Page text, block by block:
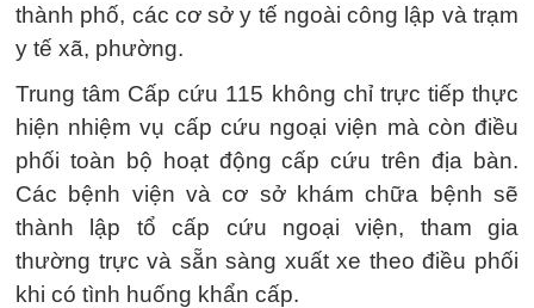
thành phố, các cơ sở y tế ngoài công lập và trạm
y tế xã, phường.
Trung tâm Cấp cứu 115 không chỉ trực tiếp thực
hiện nhiệm vụ cấp cứu ngoại viện mà còn điều
phối toàn bộ hoạt động cấp cứu trên địa bàn.
Các bệnh viện và cơ sở khám chữa bệnh sẽ
thành lập tổ cấp cứu ngoại viện, tham gia
thường trực và sẵn sàng xuất xe theo điều phối
khi có tình huống khẩn cấp.